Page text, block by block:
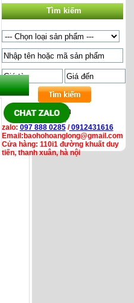
Tìm kiếm
zalo: 097 888 0285/0912431616
Email:baohohoanglong@gmail.com
Cửa hàng: 110i1 đường khuất duy
tiến, thanh xuân, hà nội